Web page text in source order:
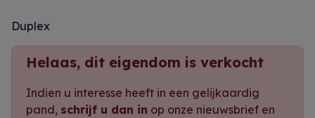
Duplex
Helaas, dit eigendom is verkocht
Indien u interesse heeft in een gelijkaardig
pand, schrijf u dan in op onze nieuwsbrief en